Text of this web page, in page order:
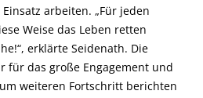
arbeiten. „Für jeden
Weise das Leben retten
erklärte Seidenath. Die
für das große Engagement und
weiteren Fortschritt berichten